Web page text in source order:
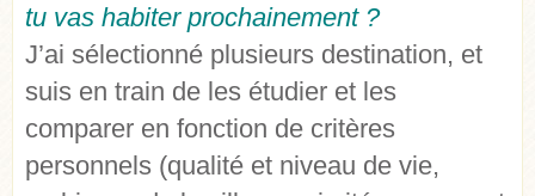
tu vas habiter prochainement ?
J’ai sélectionné plusieurs destination, et
suis en train de les étudier et les
comparer en fonction de critères
personnels (qualité et niveau de vie,